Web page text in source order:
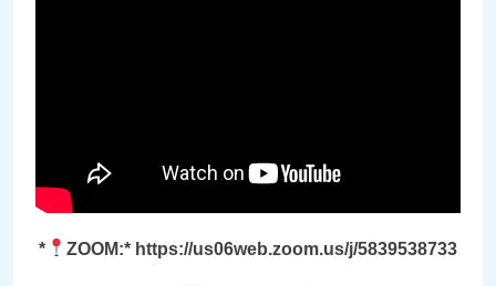
* ZOOM:* https://us06web.zoom.us/j/5839538733